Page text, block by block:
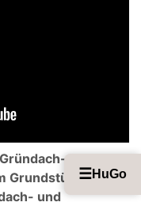
oder
Grundstück ist?
und
☰HuGo